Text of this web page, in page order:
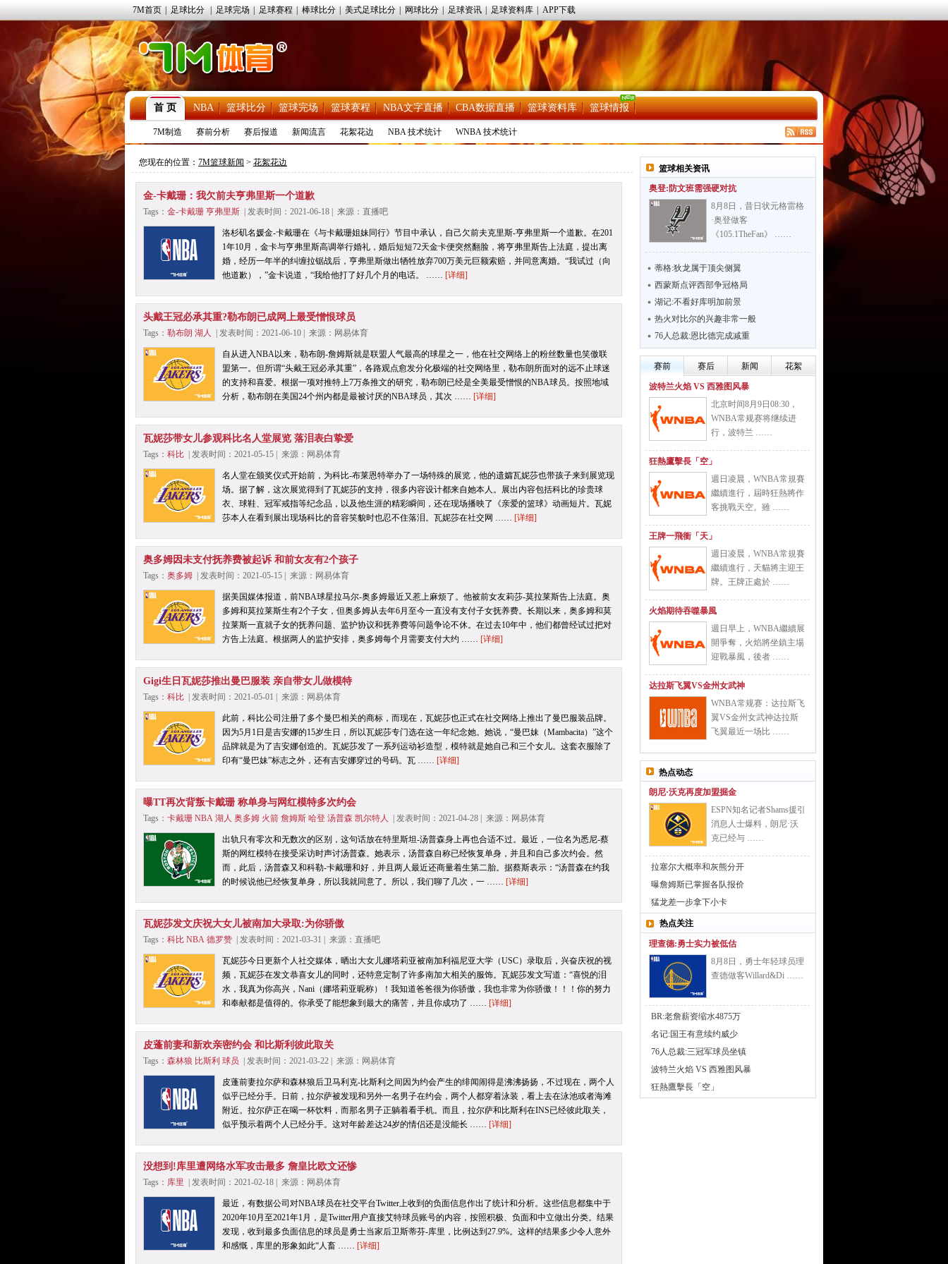
7M首页 足球比分 足球完场 足球赛程 棒球比分 美式足球比分 网球比分 足球资讯 足球资料库 APP下载
首 页 NBA 篮球比分 篮球完场 篮球赛程 NBA文字直播 CBA数据直播 篮球资料库 篮球情报
7M制造 赛前分析 赛后报道 新闻流言 花絮花边 NBA 技术统计 WNBA 技术统计
您现在的位置： 7M篮球新闻 > 花絮花边
金-卡戴珊：我欠前夫亨弗里斯一个道歉
Tags： 金-卡戴珊 亨弗里斯 | 发表时间：2021-06-18 | 来源：直播吧
洛杉矶名媛金-卡戴珊在《与卡戴珊姐妹同行》节目中承认，自己欠前夫克里斯-亨弗里斯一个道歉。在201
1年10月，金卡与亨弗里斯高调举行婚礼，婚后短短72天金卡便突然翻脸，将亨弗里斯告上法庭，提出离
婚，经历一年半的纠缠拉锯战后，亨弗里斯做出牺牲放弃700万美元巨额索赔，并同意离婚。“我试过（向
他道歉），”金卡说道，“我给他打了好几个月的电话。 …… [详细]
头戴王冠必承其重?勒布朗已成网上最受憎恨球员
Tags： 勒布朗 湖人 | 发表时间：2021-06-10 | 来源：网易体育
自从进入NBA以来，勒布朗-詹姆斯就是联盟人气最高的球星之一，他在社交网络上的粉丝数量也笑傲联
盟第一。但所谓“头戴王冠必承其重”，各路观点愈发分化极端的社交网络里，勒布朗所面对的远不止球迷
的支持和喜爱。根据一项对推特上7万条推文的研究，勒布朗已经是全美最受憎恨的NBA球员。按照地域
分析，勒布朗在美国24个州内都是最被讨厌的NBA球员，其次 …… [详细]
瓦妮莎带女儿参观科比名人堂展览 落泪表白挚爱
Tags： 科比 | 发表时间：2021-05-15 | 来源：网易体育
名人堂在颁奖仪式开始前，为科比-布莱恩特举办了一场特殊的展览，他的遗孀瓦妮莎也带孩子来到展览现
场。据了解，这次展览得到了瓦妮莎的支持，很多内容设计都来自她本人。展出内容包括科比的珍贵球
衣、球鞋、冠军戒指等纪念品，以及他生涯的精彩瞬间，还在现场播映了《亲爱的篮球》动画短片。瓦妮
莎本人在看到展出现场科比的音容笑貌时也忍不住落泪。瓦妮莎在社交网 …… [详细]
奥多姆因未支付抚养费被起诉 和前女友有2个孩子
Tags： 奥多姆 | 发表时间：2021-05-15 | 来源：网易体育
据美国媒体报道，前NBA球星拉马尔-奥多姆最近又惹上麻烦了。他被前女友莉莎-莫拉莱斯告上法庭。奥
多姆和莫拉莱斯生有2个子女，但奥多姆从去年6月至今一直没有支付子女抚养费。长期以来，奥多姆和莫
拉莱斯一直就子女的抚养问题、监护协议和抚养费等问题争论不休。在过去10年中，他们都曾经试过把对
方告上法庭。根据两人的监护安排，奥多姆每个月需要支付大约 …… [详细]
Gigi生日瓦妮莎推出曼巴服装 亲自带女儿做模特
Tags： 科比 | 发表时间：2021-05-01 | 来源：网易体育
此前，科比公司注册了多个曼巴相关的商标，而现在，瓦妮莎也正式在社交网络上推出了曼巴服装品牌。
因为5月1日是吉安娜的15岁生日，所以瓦妮莎专门选在这一年纪念她。她说，“曼巴妹（Mambacita）”这个
品牌就是为了吉安娜创造的。瓦妮莎发了一系列运动衫造型，模特就是她自己和三个女儿。这套衣服除了
印有“曼巴妹”标志之外，还有吉安娜穿过的号码。瓦 …… [详细]
曝TT再次背叛卡戴珊 称单身与网红模特多次约会
Tags： 卡戴珊 NBA 湖人 奥多姆 火箭 詹姆斯 哈登 汤普森 凯尔特人 | 发表时间：2021-04-28 | 来源：网易体育
出轨只有零次和无数次的区别，这句话放在特里斯坦-汤普森身上再也合适不过。最近，一位名为悉尼-蔡
斯的网红模特在接受采访时声讨汤普森。她表示，汤普森自称已经恢复单身，并且和自己多次约会。然
而，此后，汤普森又和科勒-卡戴珊和好，并且两人最近还商量着生第二胎。据蔡斯表示：“汤普森在约我
的时候说他已经恢复单身，所以我就同意了。所以，我们聊了几次，一 …… [详细]
瓦妮莎发文庆祝大女儿被南加大录取:为你骄傲
Tags： 科比 NBA 德罗赞 | 发表时间：2021-03-31 | 来源：直播吧
瓦妮莎今日更新个人社交媒体，晒出大女儿娜塔莉亚被南加利福尼亚大学（USC）录取后，兴奋庆祝的视
频，瓦妮莎在发文恭喜女儿的同时，还特意定制了许多南加大相关的服饰。瓦妮莎发文写道：“喜悦的泪
水，我真为你高兴，Nani（娜塔莉亚昵称）！我知道爸爸很为你骄傲，我也非常为你骄傲！！！你的努力
和奉献都是值得的。你承受了能想象到最大的痛苦，并且你成功了 …… [详细]
皮蓬前妻和新欢亲密约会 和比斯利彼此取关
Tags： 森林狼 比斯利 球员 | 发表时间：2021-03-22 | 来源：网易体育
皮蓬前妻拉尔萨和森林狼后卫马利克-比斯利之间因为约会产生的绯闻闹得是沸沸扬扬，不过现在，两个人
似乎已经分手。日前，拉尔萨被发现和另外一名男子在约会，两个人都穿着泳装，看上去在泳池或者海滩
附近。拉尔萨正在喝一杯饮料，而那名男子正躺着看手机。而且，拉尔萨和比斯利在INS已经彼此取关，
似乎预示着两个人已经分手。这对年龄差达24岁的情侣还是没能长 …… [详细]
没想到!库里遭网络水军攻击最多 詹皇比欧文还惨
Tags： 库里 | 发表时间：2021-02-18 | 来源：网易体育
最近，有数据公司对NBA球员在社交平台Twitter上收到的负面信息作出了统计和分析。这些信息都集中于
2020年10月至2021年1月，是Twitter用户直接艾特球员账号的内容，按照积极、负面和中立做出分类。结果
发现，收到最多负面信息的球员是勇士当家后卫斯蒂芬-库里，比例达到27.9%。这样的结果多少令人意外
和感慨，库里的形象如此“人畜 …… [详细]
篮球相关资讯
奥登:防文班需强硬对抗
8月8日，昔日状元格雷格
·奥登做客
《105.1TheFan》 ……
蒂格:狄龙属于顶尖侧翼
西蒙斯点评西部争冠格局
湖记:不看好库明加前景
热火对比尔的兴趣非常一般
76人总裁:恩比德完成减重
赛前 赛后 新闻 花絮
波特兰火焰 VS 西雅图风暴
北京时间8月9日08:30，
WNBA常规赛将继续进
行，波特兰 ……
狂熱鷹擊長「空」
週日凌晨，WNBA常規賽
繼續進行，屆時狂熱將作
客挑戰天空。雖 ……
王牌一飛衝「天」
週日凌晨，WNBA常規賽
繼續進行，天貓將主迎王
牌。王牌正處於 ……
火焰期待吞噬暴風
週日早上，WNBA繼續展
開爭奪，火焰將坐鎮主場
迎戰暴風，後者 ……
达拉斯飞翼VS金州女武神
WNBA常规赛：达拉斯飞
翼VS金州女武神达拉斯
飞翼最近一场比 ……
热点动态
朗尼·沃克再度加盟掘金
ESPN知名记者Shams援引
消息人士爆料，朗尼·沃
克已经与 ……
拉塞尔大概率和灰熊分开
曝詹姆斯已掌握各队报价
猛龙差一步拿下小卡
热点关注
理查德:勇士实力被低估
8月8日，勇士年轻球员理
查德做客Willard&Di ……
BR:老詹薪资缩水4875万
名记:国王有意续约威少
76人总裁:三冠军球员坐镇
波特兰火焰 VS 西雅图风暴
狂熱鷹擊長「空」